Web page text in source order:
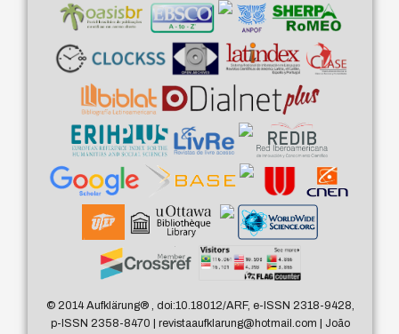
© 2014 Aufklärung®, doi:10.18012/ARF, e-ISSN 2318-9428,
p-ISSN 2358-8470 | revistaaufklarung@hotmail.com | João